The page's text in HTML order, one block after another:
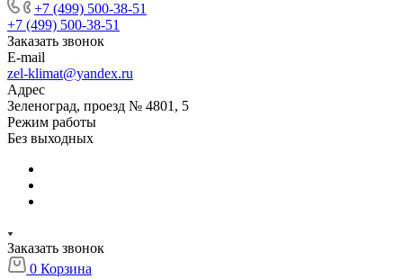
+7 (499) 500-38-51
+7 (499) 500-38-51
Заказать звонок
E-mail
zel-klimat@yandex.ru
Адрес
Зеленоград, проезд № 4801, 5
Режим работы
Без выходных
Заказать звонок
0 Корзина